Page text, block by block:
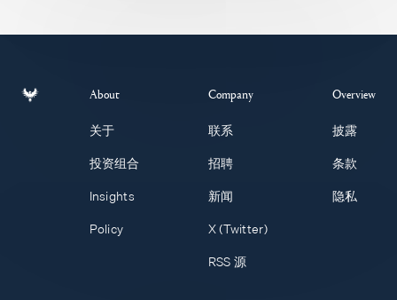
About
关于
投资组合
Insights
Policy
Company
联系
招聘
新闻
X (Twitter)
RSS 源
Overview
披露
条款
隐私